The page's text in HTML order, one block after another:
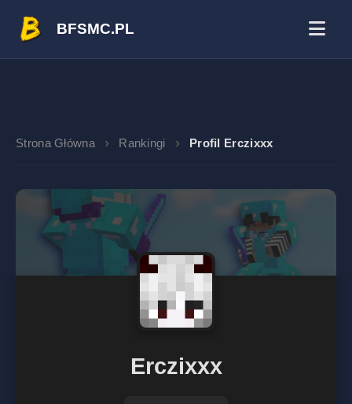
BFSMC.PL
Strona Główna Rankingi Profil Erczixxx
Erczixxx